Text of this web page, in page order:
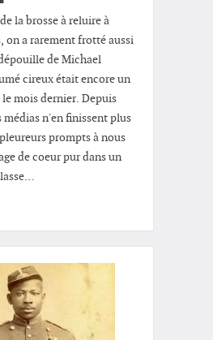
la brosse à reluire à
on a rarement frotté aussi
de Michael
cireux était encore un
mois dernier. Depuis
médias n'en finissent plus
prompts à nous
de coeur pur dans un